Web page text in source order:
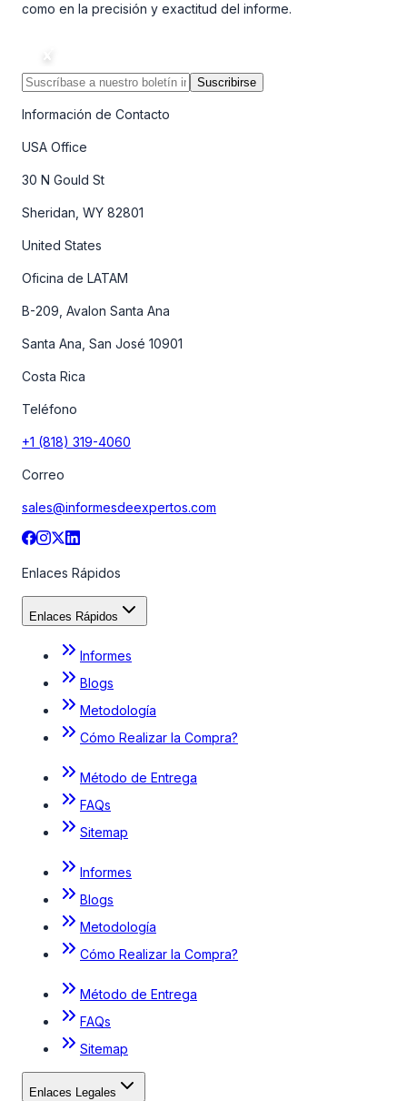
como en la precisión y exactitud del informe.
Suscribirse
Información de Contacto
USA Office
30 N Gould St
Sheridan, WY 82801
United States
Oficina de LATAM
B-209, Avalon Santa Ana
Santa Ana, San José 10901
Costa Rica
Teléfono
+1 (818) 319-4060
Correo
sales@informesdeexpertos.com
Enlaces Rápidos
Enlaces Rápidos
Informes
Blogs
Metodología
Cómo Realizar la Compra?
Método de Entrega
FAQs
Sitemap
Informes
Blogs
Metodología
Cómo Realizar la Compra?
Método de Entrega
FAQs
Sitemap
Enlaces Legales